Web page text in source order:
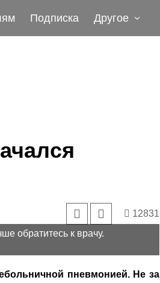
Подписка Другое
12831
обратитесь к врачу.
пневмонией. Не за